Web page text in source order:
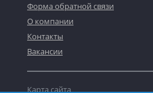
Форма обратной связи
О компании
Контакты
Вакансии
Карта сайта